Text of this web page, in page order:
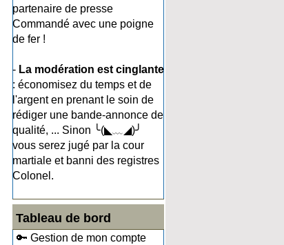
partenaire de presse
Commandé avec une poigne
de fer !
- La modération est cinglante
: économisez du temps et de
l'argent en prenant le soin de
rédiger une bande-annonce de
qualité, ... Sinon ╰(◣﹏◢)╯
vous serez jugé par la cour
martiale et banni des registres
Colonel.
Tableau de bord
🔑 Gestion de mon compte